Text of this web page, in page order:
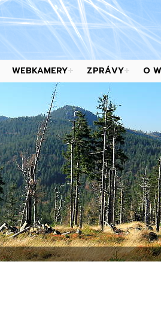
WEBKAMERY ZPRÁVY O